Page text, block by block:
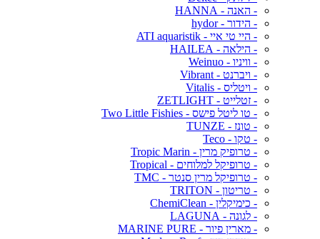
- האנה - HANNA
- הידור - hydor
- היי טי איי - ATI aquaristik
- הילאה - HAILEA
- וויניו - Weinuo
- ויברנט - Vibrant
- ויטליס - Vitalis
- זטלייט - ZETLIGHT
- טו ליטל פישס - Two Little Fishies
- טונז - TUNZE
- טקו - Teco
- טרופיק מרין - Tropic Marin
- טרופיקל למלוחים - Tropical
- טרופיקל מרין סנטר - TMC
- טריטון - TRITON
- כימיקלין - ChemiClean
- לגונה - LAGUNA
- מארין פיור - MARINE PURE